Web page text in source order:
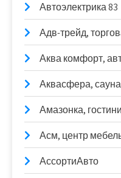
Автоэлектрика 83
Адв-трейд,
Аква комфорт,
Аквасфера, сауна
Амазонка,
Асм, центр
АссортиАвто